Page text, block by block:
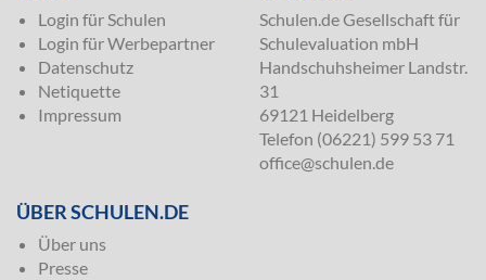
Login für Schulen
Login für Werbepartner
Datenschutz
Netiquette
Impressum
Schulen.de Gesellschaft für
Schulevaluation mbH
Handschuhsheimer Landstr.
31
69121 Heidelberg
Telefon (06221) 599 53 71
office@schulen.de
ÜBER SCHULEN.DE
Über uns
Presse